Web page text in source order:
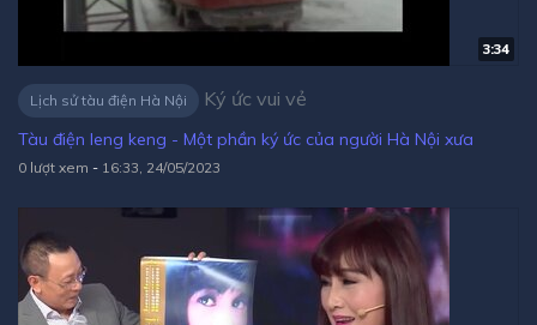
3:34
Lịch sử tàu điện Hà Nội Ký ức vui vẻ
Tàu điện leng keng - Một phần ký ức của người Hà Nội xưa
0 lượt xem - 16:33, 24/05/2023